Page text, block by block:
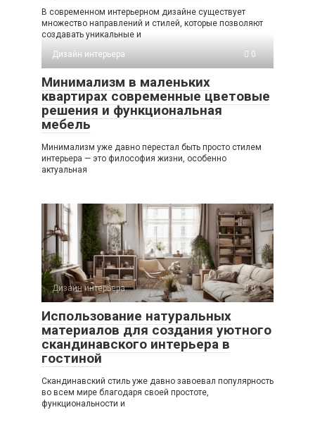
В современном интерьерном дизайне существует
множество направлений и стилей, которые позволяют
создавать уникальные и
Дизайн интерьера
0
Минимализм в маленьких
квартирах современные цветовые
решения и функциональная
мебель
Минимализм уже давно перестал быть просто стилем
интерьера — это философия жизни, особенно
актуальная
Дизайн интерьера 0
Использование натуральных
материалов для создания уютного
скандинавского интерьера в
гостиной
Скандинавский стиль уже давно завоевал популярность
во всем мире благодаря своей простоте,
функциональности и